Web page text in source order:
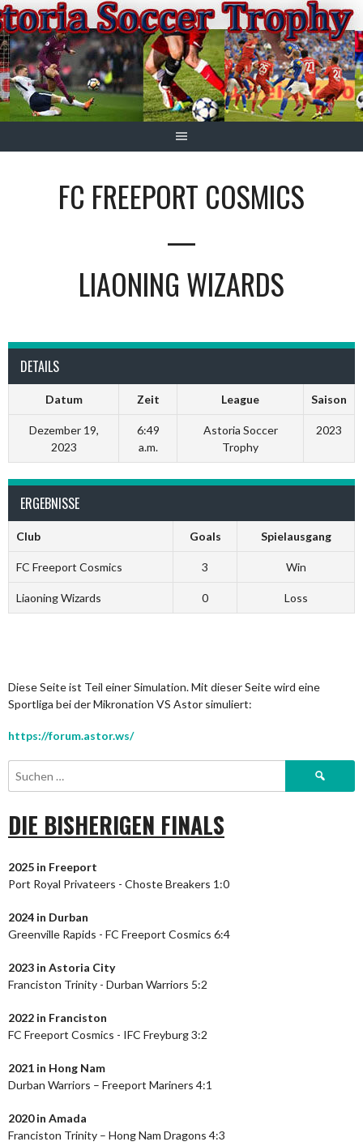
Springe
zum
Inhalt
FC FREEPORT COSMICS
—
LIAONING WIZARDS
DETAILS
Datum Zeit League Saison
Dezember 19,
2023
6:49
a.m.
Astoria Soccer
Trophy
2023
ERGEBNISSE
Club Goals Spielausgang
FC Freeport Cosmics 3 Win
Liaoning Wizards 0 Loss
Diese Seite ist Teil einer Simulation. Mit dieser Seite wird eine
Sportliga bei der Mikronation VS Astor simuliert:
https://forum.astor.ws/
Suchen
DIE BISHERIGEN FINALS
2025 in Freeport
Port Royal Privateers - Choste Breakers 1:0
2024 in Durban
Greenville Rapids - FC Freeport Cosmics 6:4
2023 in Astoria City
Franciston Trinity - Durban Warriors 5:2
2022 in Franciston
FC Freeport Cosmics - IFC Freyburg 3:2
2021 in Hong Nam
Durban Warriors – Freeport Mariners 4:1
2020 in Amada
Franciston Trinity – Hong Nam Dragons 4:3